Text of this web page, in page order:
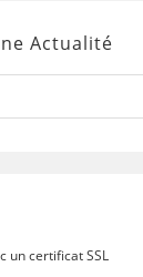
Actualité
un certificat SSL